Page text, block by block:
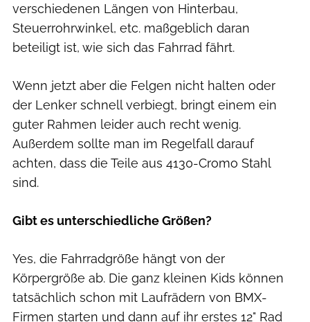
verschiedenen Längen von Hinterbau,
Steuerrohrwinkel, etc. maßgeblich daran
beteiligt ist, wie sich das Fahrrad fährt.
Wenn jetzt aber die Felgen nicht halten oder
der Lenker schnell verbiegt, bringt einem ein
guter Rahmen leider auch recht wenig.
Außerdem sollte man im Regelfall darauf
achten, dass die Teile aus 4130-Cromo Stahl
sind.
Gibt es unterschiedliche Größen?
Yes, die Fahrradgröße hängt von der
Körpergröße ab. Die ganz kleinen Kids können
tatsächlich schon mit Laufrädern von BMX-
Firmen starten und dann auf ihr erstes 12" Rad